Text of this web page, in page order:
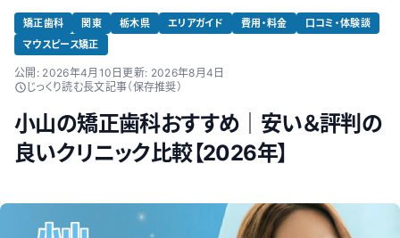
矯正歯科 関東 栃木県 エリアガイド 費用・料金
口コミ・体験談
マウスピース矯正
公開: 2026年4月10日更新: 2026年8月4日
じっくり読む長文記事（保存推奨）
小山の矯正歯科おすすめ｜安い＆評判の
良いクリニック比較【2026年】